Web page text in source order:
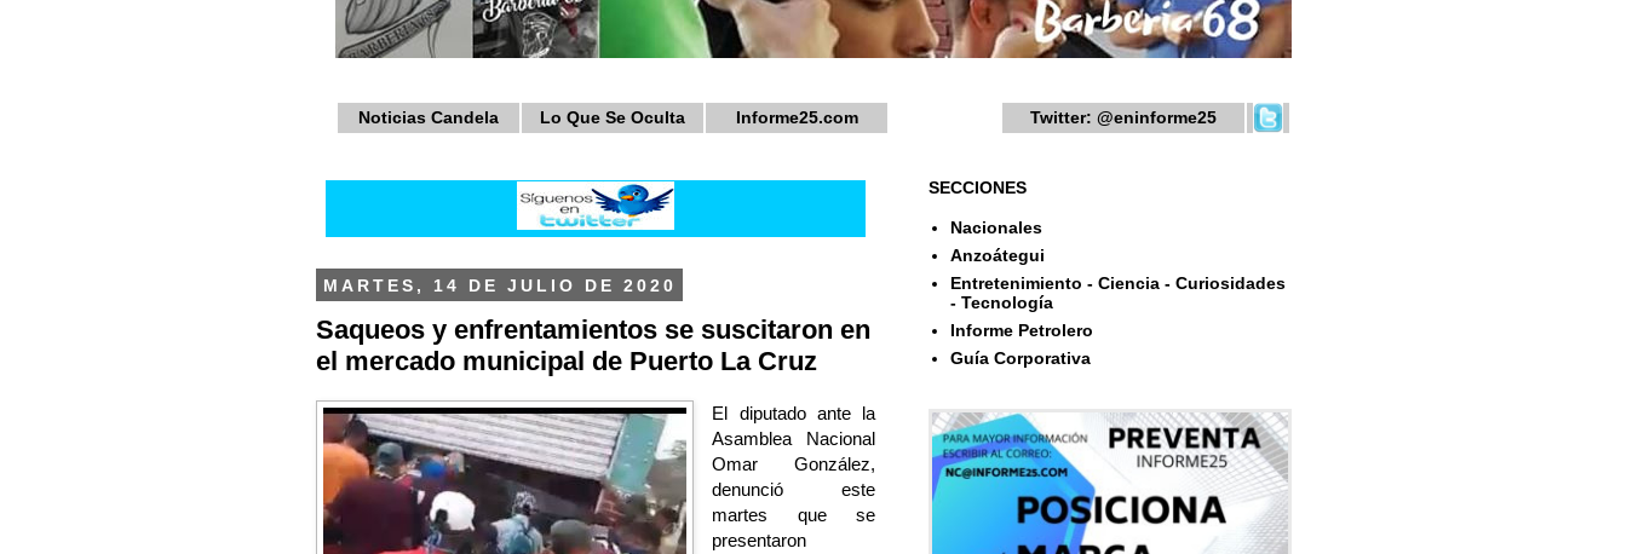
Noticias Candela Lo Que Se Oculta Informe25.com Twitter: @eninforme25
MARTES, 14 DE JULIO DE 2020
Saqueos y enfrentamientos se suscitaron en
el mercado municipal de Puerto La Cruz
El diputado ante la
Asamblea Nacional
Omar González,
denunció este
martes que se
presentaron
SECCIONES
Nacionales
Anzoátegui
Entretenimiento - Ciencia - Curiosidades
- Tecnología
Informe Petrolero
Guía Corporativa